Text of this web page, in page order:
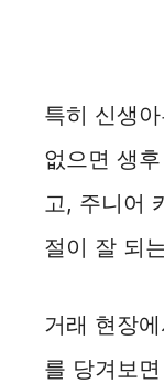
특히 신생
없으면 생
고, 주니어
절이 잘 되
거래 현장
를 당겨보